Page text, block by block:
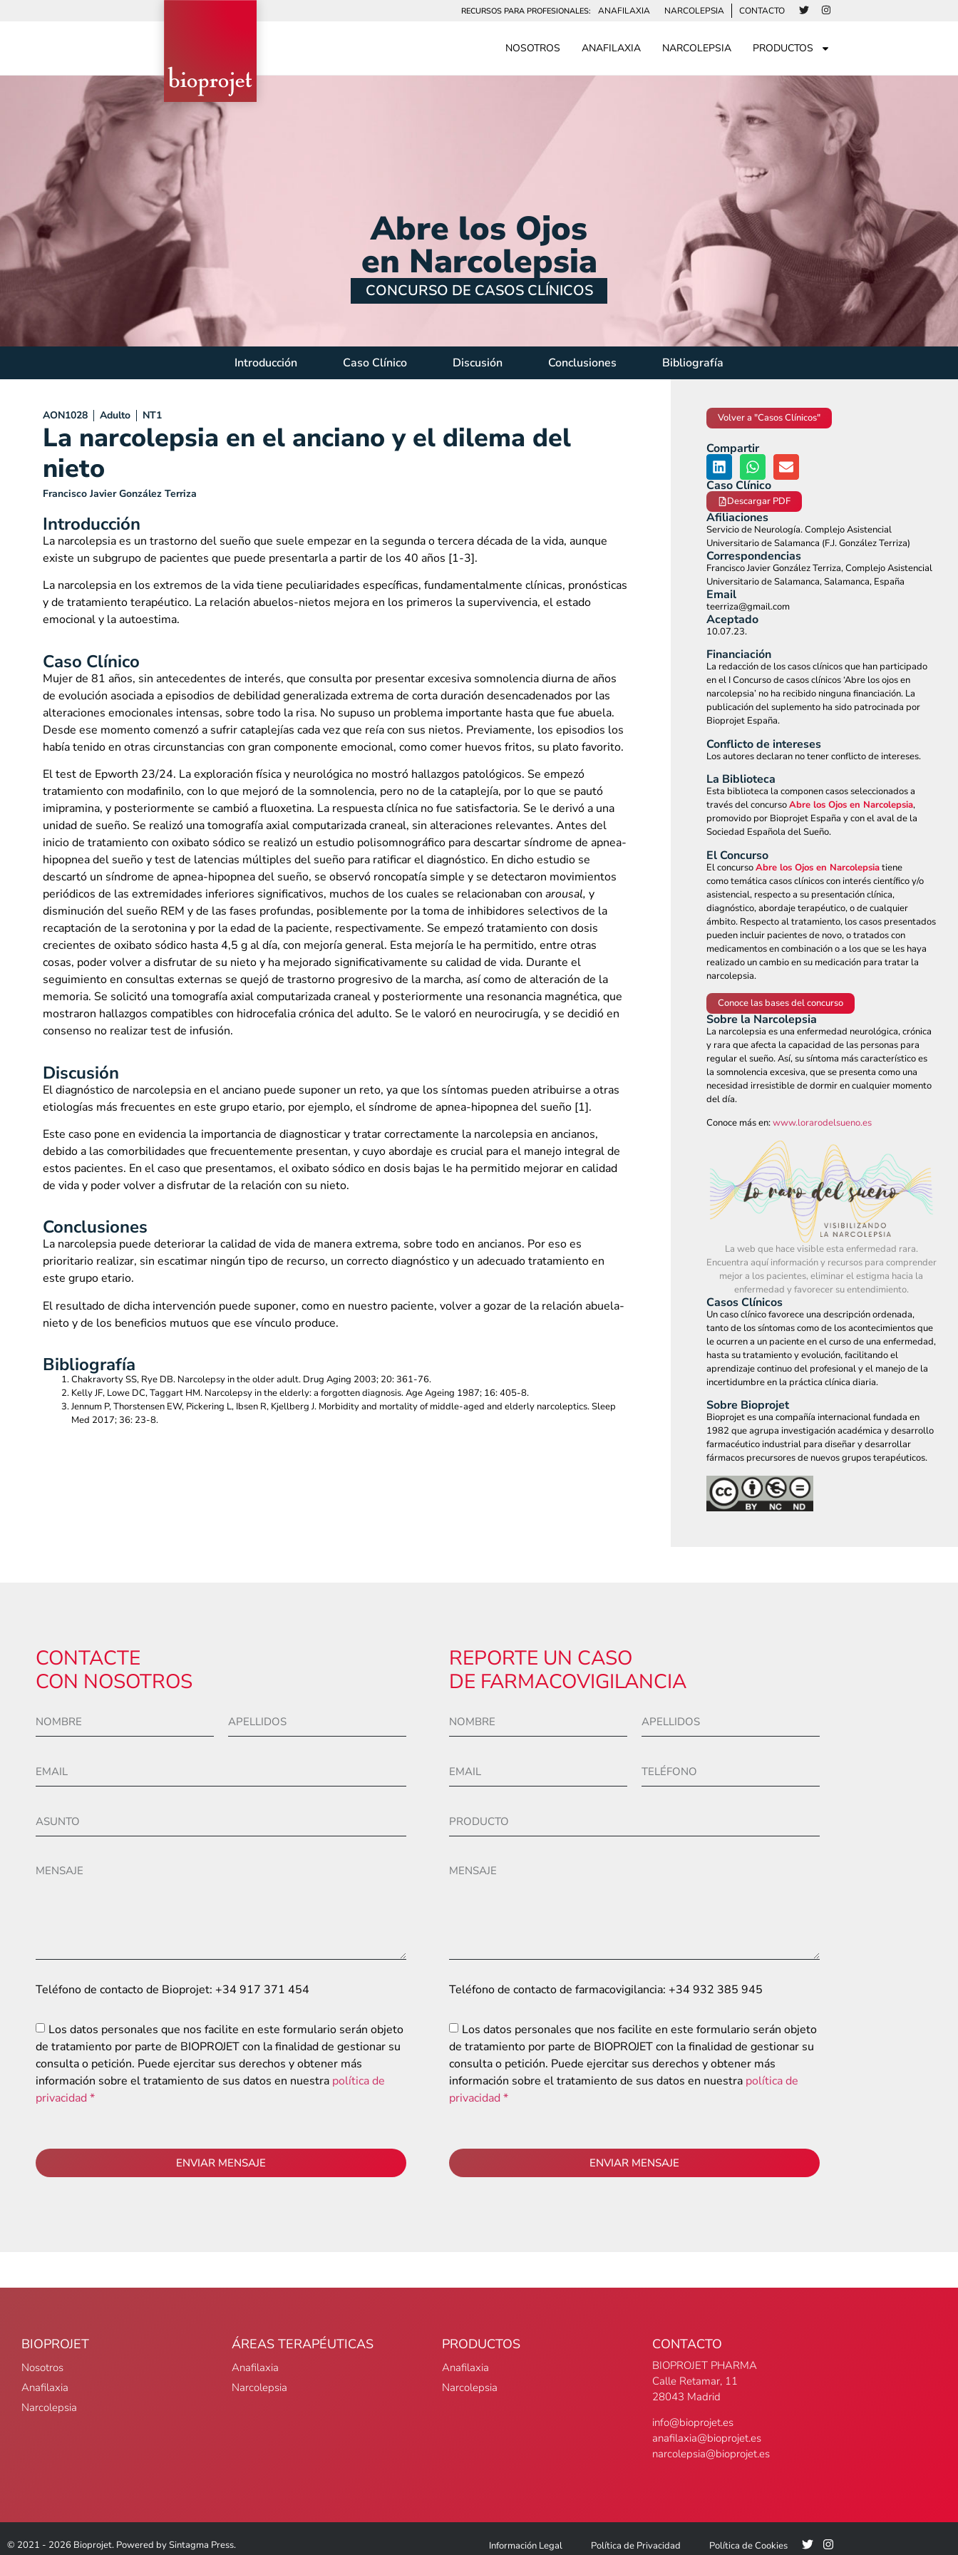
RECURSOS PARA PROFESIONALES: ANAFILAXIA NARCOLEPSIA CONTACTO
NOSOTROS ANAFILAXIA NARCOLEPSIA PRODUCTOS
Abre los Ojos
en Narcolepsia
CONCURSO DE CASOS CLÍNICOS
Introducción Caso Clínico Discusión Conclusiones Bibliografía
AON1028 Adulto NT1
La narcolepsia en el anciano y el dilema del
nieto
Francisco Javier González Terriza
Introducción
La narcolepsia es un trastorno del sueño que suele empezar en la segunda o tercera década de la vida, aunque
existe un subgrupo de pacientes que puede presentarla a partir de los 40 años [1-3].
La narcolepsia en los extremos de la vida tiene peculiaridades específicas, fundamentalmente clínicas, pronósticas
y de tratamiento terapéutico. La relación abuelos-nietos mejora en los primeros la supervivencia, el estado
emocional y la autoestima.
Caso Clínico
Mujer de 81 años, sin antecedentes de interés, que consulta por presentar excesiva somnolencia diurna de años
de evolución asociada a episodios de debilidad generalizada extrema de corta duración desencadenados por las
alteraciones emocionales intensas, sobre todo la risa. No supuso un problema importante hasta que fue abuela.
Desde ese momento comenzó a sufrir cataplejías cada vez que reía con sus nietos. Previamente, los episodios los
había tenido en otras circunstancias con gran componente emocional, como comer huevos fritos, su plato favorito.
El test de Epworth 23/24. La exploración física y neurológica no mostró hallazgos patológicos. Se empezó
tratamiento con modafinilo, con lo que mejoró de la somnolencia, pero no de la cataplejía, por lo que se pautó
imipramina, y posteriormente se cambió a fluoxetina. La respuesta clínica no fue satisfactoria. Se le derivó a una
unidad de sueño. Se realizó una tomografía axial computarizada craneal, sin alteraciones relevantes. Antes del
inicio de tratamiento con oxibato sódico se realizó un estudio polisomnográfico para descartar síndrome de apnea-
hipopnea del sueño y test de latencias múltiples del sueño para ratificar el diagnóstico. En dicho estudio se
descartó un síndrome de apnea-hipopnea del sueño, se observó roncopatía simple y se detectaron movimientos
periódicos de las extremidades inferiores significativos, muchos de los cuales se relacionaban con arousal, y
disminución del sueño REM y de las fases profundas, posiblemente por la toma de inhibidores selectivos de la
recaptación de la serotonina y por la edad de la paciente, respectivamente. Se empezó tratamiento con dosis
crecientes de oxibato sódico hasta 4,5 g al día, con mejoría general. Esta mejoría le ha permitido, entre otras
cosas, poder volver a disfrutar de su nieto y ha mejorado significativamente su calidad de vida. Durante el
seguimiento en consultas externas se quejó de trastorno progresivo de la marcha, así como de alteración de la
memoria. Se solicitó una tomografía axial computarizada craneal y posteriormente una resonancia magnética, que
mostraron hallazgos compatibles con hidrocefalia crónica del adulto. Se le valoró en neurocirugía, y se decidió en
consenso no realizar test de infusión.
Discusión
El diagnóstico de narcolepsia en el anciano puede suponer un reto, ya que los síntomas pueden atribuirse a otras
etiologías más frecuentes en este grupo etario, por ejemplo, el síndrome de apnea-hipopnea del sueño [1].
Este caso pone en evidencia la importancia de diagnosticar y tratar correctamente la narcolepsia en ancianos,
debido a las comorbilidades que frecuentemente presentan, y cuyo abordaje es crucial para el manejo integral de
estos pacientes. En el caso que presentamos, el oxibato sódico en dosis bajas le ha permitido mejorar en calidad
de vida y poder volver a disfrutar de la relación con su nieto.
Conclusiones
La narcolepsia puede deteriorar la calidad de vida de manera extrema, sobre todo en ancianos. Por eso es
prioritario realizar, sin escatimar ningún tipo de recurso, un correcto diagnóstico y un adecuado tratamiento en
este grupo etario.
El resultado de dicha intervención puede suponer, como en nuestro paciente, volver a gozar de la relación abuela-
nieto y de los beneficios mutuos que ese vínculo produce.
Bibliografía
Chakravorty SS, Rye DB. Narcolepsy in the older adult. Drug Aging 2003; 20: 361-76.
Kelly JF, Lowe DC, Taggart HM. Narcolepsy in the elderly: a forgotten diagnosis. Age Ageing 1987; 16: 405-8.
Jennum P, Thorstensen EW, Pickering L, Ibsen R, Kjellberg J. Morbidity and mortality of middle-aged and elderly narcoleptics. Sleep
Med 2017; 36: 23-8.
Volver a "Casos Clínicos"
Compartir
Caso Clínico
Descargar PDF
Afiliaciones
Servicio de Neurología. Complejo Asistencial
Universitario de Salamanca (F.J. González Terriza)
Correspondencias
Francisco Javier González Terriza, Complejo Asistencial
Universitario de Salamanca, Salamanca, España
Email
teerriza@gmail.com
Aceptado
10.07.23.
Financiación
La redacción de los casos clínicos que han participado
en el I Concurso de casos clínicos ‘Abre los ojos en
narcolepsia’ no ha recibido ninguna financiación. La
publicación del suplemento ha sido patrocinada por
Bioprojet España.
Conflicto de intereses
Los autores declaran no tener conflicto de intereses.
La Biblioteca
Esta biblioteca la componen casos seleccionados a
través del concursoAbre los Ojos en Narcolepsia,
promovido por Bioprojet España y con el aval de la
Sociedad Española del Sueño.
El Concurso
El concursoAbre los Ojos en Narcolepsiatiene
como temática casos clínicos con interés científico y/o
asistencial, respecto a su presentación clínica,
diagnóstico, abordaje terapéutico, o de cualquier
ámbito. Respecto al tratamiento, los casos presentados
pueden incluir pacientes de novo, o tratados con
medicamentos en combinación o a los que se les haya
realizado un cambio en su medicación para tratar la
narcolepsia.
Conoce las bases del concurso
Sobre la Narcolepsia
La narcolepsia es una enfermedad neurológica, crónica
y rara que afecta la capacidad de las personas para
regular el sueño. Así, su síntoma más característico es
la somnolencia excesiva, que se presenta como una
necesidad irresistible de dormir en cualquier momento
del día.
Conoce más en:www.lorarodelsueno.es
La web que hace visible esta enfermedad rara.
Encuentra aquí información y recursos para comprender
mejor a los pacientes, eliminar el estigma hacia la
enfermedad y favorecer su entendimiento.
Casos Clínicos
Un caso clínico favorece una descripción ordenada,
tanto de los síntomas como de los acontecimientos que
le ocurren a un paciente en el curso de una enfermedad,
hasta su tratamiento y evolución, facilitando el
aprendizaje continuo del profesional y el manejo de la
incertidumbre en la práctica clínica diaria.
Sobre Bioprojet
Bioprojet es una compañía internacional fundada en
1982 que agrupa investigación académica y desarrollo
farmacéutico industrial para diseñar y desarrollar
fármacos precursores de nuevos grupos terapéuticos.
CONTACTE
CON NOSOTROS
Teléfono de contacto de Bioprojet: +34 917 371 454
Los datos personales que nos facilite en este formulario serán objeto
de tratamiento por parte de BIOPROJET con la finalidad de gestionar su
consulta o petición. Puede ejercitar sus derechos y obtener más
información sobre el tratamiento de sus datos en nuestra política de
privacidad *
ENVIAR MENSAJE
REPORTE UN CASO
DE FARMACOVIGILANCIA
Teléfono de contacto de farmacovigilancia: +34 932 385 945
Los datos personales que nos facilite en este formulario serán objeto
de tratamiento por parte de BIOPROJET con la finalidad de gestionar su
consulta o petición. Puede ejercitar sus derechos y obtener más
información sobre el tratamiento de sus datos en nuestra política de
privacidad *
ENVIAR MENSAJE
BIOPROJET
Nosotros
Anafilaxia
Narcolepsia
ÁREAS TERAPÉUTICAS
Anafilaxia
Narcolepsia
PRODUCTOS
Anafilaxia
Narcolepsia
CONTACTO
BIOPROJET PHARMA
Calle Retamar, 11
28043 Madrid
info@bioprojet.es
anafilaxia@bioprojet.es
narcolepsia@bioprojet.es
© 2021 - 2026 Bioprojet. Powered by Sintagma Press. Información Legal Política de Privacidad Política de Cookies